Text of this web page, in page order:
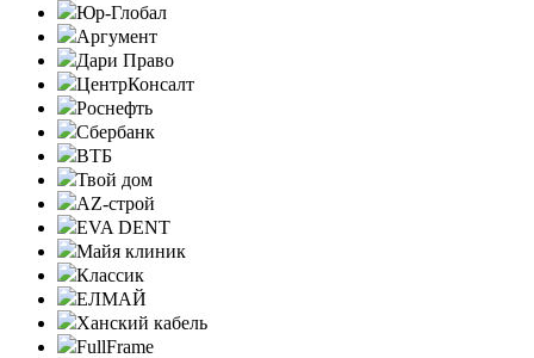
Юр-Глобал
Аргумент
Дари Право
ЦентрКонсалт
Роснефть
Сбербанк
ВТБ
Твой дом
AZ-строй
EVA DENT
Майя клиник
Классик
ЕЛМАЙ
Ханский кабель
FullFrame